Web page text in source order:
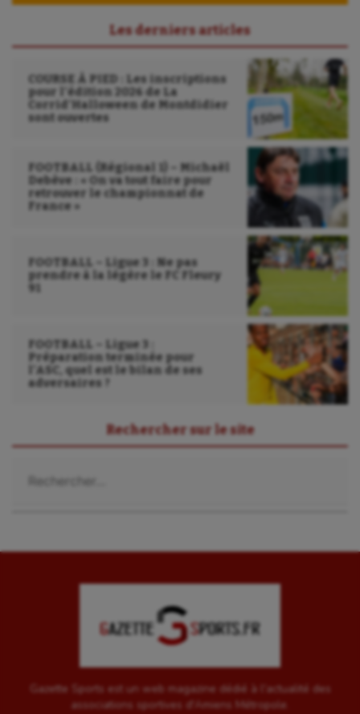
Les derniers articles
COURSE À PIED : Les inscriptions
pour l’édition 2026 de La
Corrid’Halloween de Montdidier
sont ouvertes
FOOTBALL (Régional 1) – Michaël
Debève : « On va tout faire pour
retrouver le championnat de
France »
FOOTBALL – Ligue 3 : Ne pas
prendre à la légère le FC Fleury
91
FOOTBALL – Ligue 3 :
Préparation terminée pour
l’ASC, quel est le bilan de ses
adversaires ?
Rechercher sur le site
Gazette Sports est un web magazine dédié à l'actualité des
associations sportives d'Amiens Métropole.